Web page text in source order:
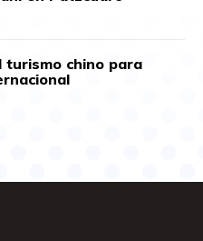
turismo chino para